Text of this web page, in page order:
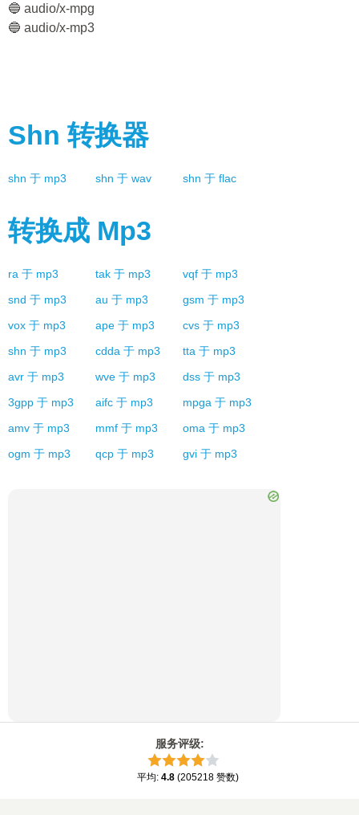
🔵 audio/x-mpg
🔵 audio/x-mp3
Shn 转换器
shn 于 mp3 shn 于 wav shn 于 flac
转换成 Mp3
ra 于 mp3 tak 于 mp3 vqf 于 mp3
snd 于 mp3 au 于 mp3 gsm 于 mp3
vox 于 mp3 ape 于 mp3 cvs 于 mp3
shn 于 mp3 cdda 于 mp3 tta 于 mp3
avr 于 mp3 wve 于 mp3 dss 于 mp3
3gpp 于 mp3 aifc 于 mp3 mpga 于 mp3
amv 于 mp3 mmf 于 mp3 oma 于 mp3
ogm 于 mp3 qcp 于 mp3 gvi 于 mp3
服务评级:
平均: 4.8 (205218 赞数)